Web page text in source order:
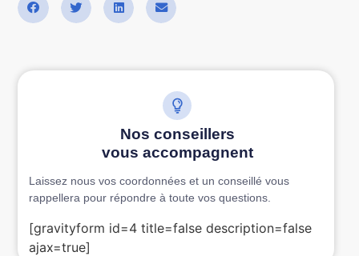
Nos conseillers
vous accompagnent
Laissez nous vos coordonnées et un conseillé vous
rappellera pour répondre à toute vos questions.
[gravityform id=4 title=false description=false
ajax=true]